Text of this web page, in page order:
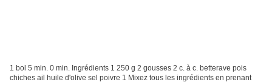
1 bol 5 min. 0 min. Ingrédients 1 250 g 2 gousses 2 c. à c. betterave pois
chiches ail huile d'olive sel poivre 1 Mixez tous les ingrédients en prenant